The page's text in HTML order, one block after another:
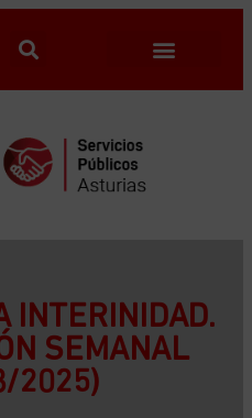
INTERINIDAD.
SEMANAL
2025)